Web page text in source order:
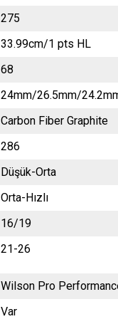
275
33.99cm/1 pts HL
68
24mm/26.5mm/
Carbon Fiber Graphite
286
Düşük-Orta
Orta-Hızlı
16/19
21-26
Wilson Pro
Var